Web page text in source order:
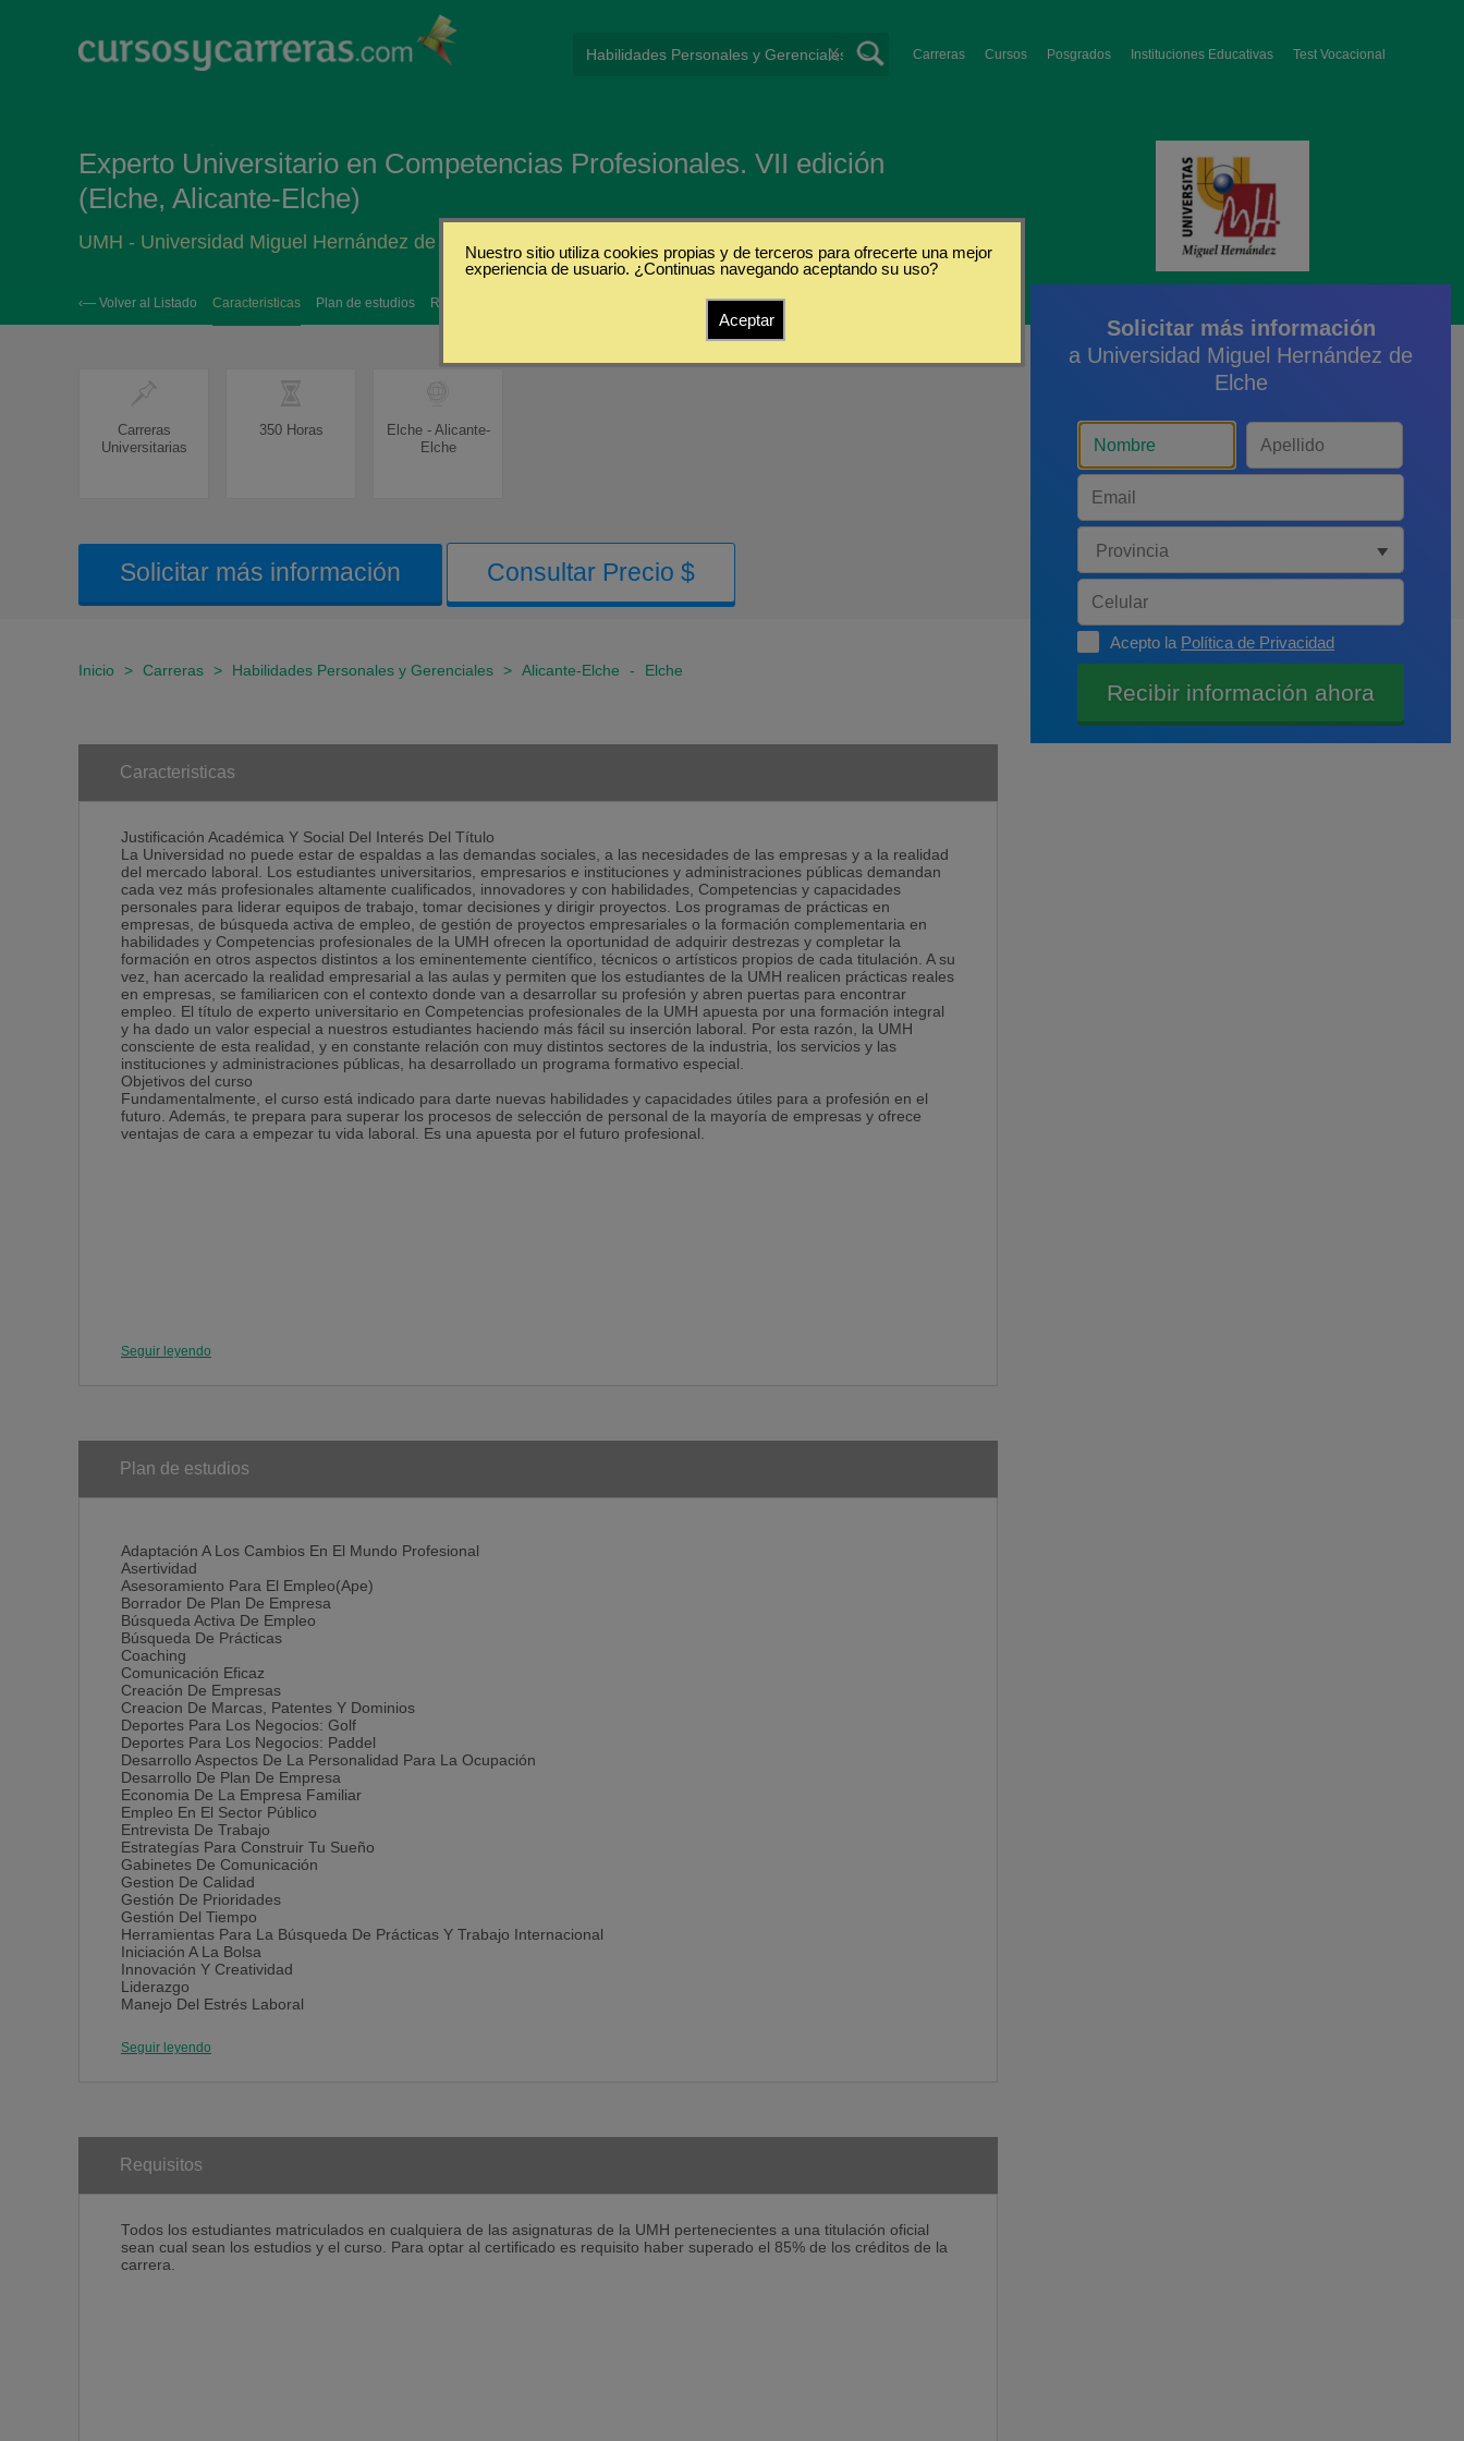
Carreras Cursos Posgrados Instituciones Educativas Test Vocacional
X
Experto Universitario en Competencias Profesionales. VII edición
(Elche, Alicante-Elche)
UMH - Universidad Miguel Hernández de Elche
‹— Volver al Listado Caracteristicas Plan de estudios Requisitos
Carreras
Universitarias
350 Horas
Elche - Alicante-
Elche
Solicitar más información Consultar Precio $
Inicio > Carreras > Habilidades Personales y Gerenciales > Alicante-Elche - Elche
Caracteristicas
Justificación Académica Y Social Del Interés Del Título
La Universidad no puede estar de espaldas a las demandas sociales, a las necesidades de las empresas y a la realidad
del mercado laboral. Los estudiantes universitarios, empresarios e instituciones y administraciones públicas demandan
cada vez más profesionales altamente cualificados, innovadores y con habilidades, Competencias y capacidades
personales para liderar equipos de trabajo, tomar decisiones y dirigir proyectos. Los programas de prácticas en
empresas, de búsqueda activa de empleo, de gestión de proyectos empresariales o la formación complementaria en
habilidades y Competencias profesionales de la UMH ofrecen la oportunidad de adquirir destrezas y completar la
formación en otros aspectos distintos a los eminentemente científico, técnicos o artísticos propios de cada titulación. A su
vez, han acercado la realidad empresarial a las aulas y permiten que los estudiantes de la UMH realicen prácticas reales
en empresas, se familiaricen con el contexto donde van a desarrollar su profesión y abren puertas para encontrar
empleo. El título de experto universitario en Competencias profesionales de la UMH apuesta por una formación integral
y ha dado un valor especial a nuestros estudiantes haciendo más fácil su inserción laboral. Por esta razón, la UMH
consciente de esta realidad, y en constante relación con muy distintos sectores de la industria, los servicios y las
instituciones y administraciones públicas, ha desarrollado un programa formativo especial.
Objetivos del curso
Fundamentalmente, el curso está indicado para darte nuevas habilidades y capacidades útiles para a profesión en el
futuro. Además, te prepara para superar los procesos de selección de personal de la mayoría de empresas y ofrece
ventajas de cara a empezar tu vida laboral. Es una apuesta por el futuro profesional.
Seguir leyendo
Plan de estudios
Adaptación A Los Cambios En El Mundo Profesional
Asertividad
Asesoramiento Para El Empleo(Ape)
Borrador De Plan De Empresa
Búsqueda Activa De Empleo
Búsqueda De Prácticas
Coaching
Comunicación Eficaz
Creación De Empresas
Creacion De Marcas, Patentes Y Dominios
Deportes Para Los Negocios: Golf
Deportes Para Los Negocios: Paddel
Desarrollo Aspectos De La Personalidad Para La Ocupación
Desarrollo De Plan De Empresa
Economia De La Empresa Familiar
Empleo En El Sector Público
Entrevista De Trabajo
Estrategías Para Construir Tu Sueño
Gabinetes De Comunicación
Gestion De Calidad
Gestión De Prioridades
Gestión Del Tiempo
Herramientas Para La Búsqueda De Prácticas Y Trabajo Internacional
Iniciación A La Bolsa
Innovación Y Creatividad
Liderazgo
Manejo Del Estrés Laboral
Networking
Nuevas Tecnologías Aplicadas A Los Negocios
Taller De Habilidades Para La Asistencia En Accidentes Laborales
Tutoría Individualizada
Videopresentate: Una Forma Innovadora De Darte A Conocer A Las Empresas
Seguir leyendo
Requisitos
Todos los estudiantes matriculados en cualquiera de las asignaturas de la UMH pertenecientes a una titulación oficial
sean cual sean los estudios y el curso. Para optar al certificado es requisito haber superado el 85% de los créditos de la
carrera.
Solicitar más información
a Universidad Miguel Hernández de
Elche
Acepto la Política de Privacidad
Nuestro sitio utiliza cookies propias y de terceros para ofrecerte una mejor
experiencia de usuario. ¿Continuas navegando aceptando su uso?
Aceptar